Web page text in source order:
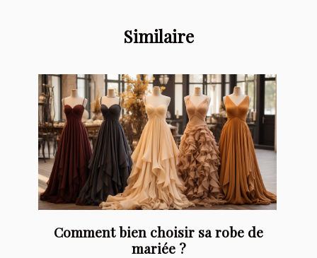
Similaire
Comment bien choisir sa robe de
mariée ?